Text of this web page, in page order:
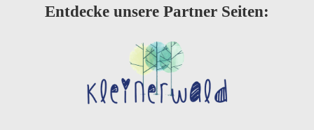
Entdecke unsere Partner Seiten: